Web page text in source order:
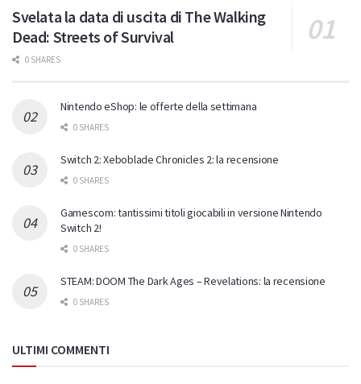
Svelata la data di uscita di The Walking
Dead: Streets of Survival
0 SHARES
Nintendo eShop: le offerte della settimana
0 SHARES
Switch 2: Xeboblade Chronicles 2: la recensione
0 SHARES
Gamescom: tantissimi titoli giocabili in versione Nintendo
Switch 2!
0 SHARES
STEAM: DOOM The Dark Ages – Revelations: la recensione
0 SHARES
ULTIMI COMMENTI